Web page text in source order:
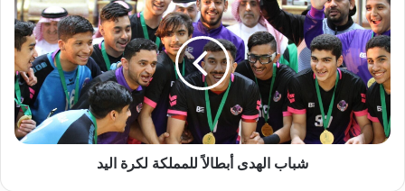
ا
ل
م
ح
ا
ض
ر
ي
ب
ا
ب
ا
ل
ه
د
ى
شباب الهدى أبطالاً للمملكة لكرة اليد